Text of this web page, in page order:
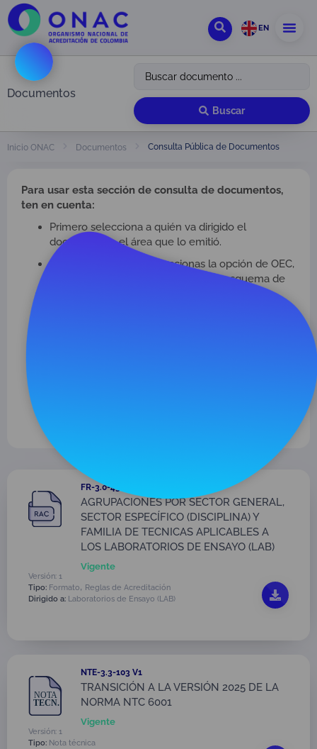
EN
Documentos
Buscar
Inicio ONAC Documentos Consulta Pública de Documentos
Para usar esta sección de consulta de documentos,
ten en cuenta:
Primero selecciona a quién va dirigido el
documento o el área que lo emitió.
Si en el primer filtro seleccionas la opción de OEC,
debes elegir en el segundo filtro el esquema de
FR-3.0-43 V1
AGRUPACIONES POR SECTOR GENERAL,
SECTOR ESPECÍFICO (DISCIPLINA) Y
FAMILIA DE TECNICAS APLICABLES A
LOS LABORATORIOS DE ENSAYO (LAB)
Vigente
Versión: 1
Tipo: Formato, Reglas de Acreditación
Dirigido a: Laboratorios de Ensayo (LAB)
NTE-3.3-103 V1
TRANSICIÓN A LA VERSIÓN 2025 DE LA
NORMA NTC 6001
Vigente
Versión: 1
Tipo: Nota técnica